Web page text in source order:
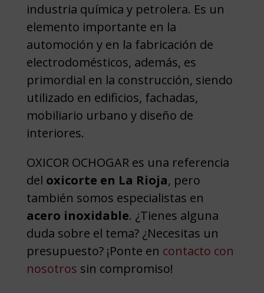
industria química y petrolera. Es un
elemento importante en la
automoción y en la fabricación de
electrodomésticos, además, es
primordial en la construcción, siendo
utilizado en edificios, fachadas,
mobiliario urbano y diseño de
interiores.
OXICOR OCHOGAR es una referencia
del oxicorte en La Rioja, pero
también somos especialistas en
acero inoxidable. ¿Tienes alguna
duda sobre el tema? ¿Necesitas un
presupuesto? ¡Ponte en contacto con
nosotros sin compromiso!